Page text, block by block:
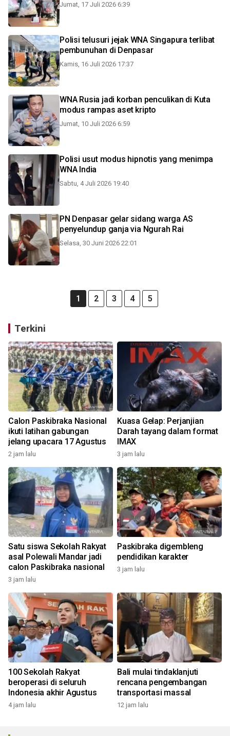
Jumat, 17 Juli 2026 6:39
Polisi telusuri jejak WNA Singapura terlibat
pembunuhan di Denpasar
Kamis, 16 Juli 2026 17:37
WNA Rusia jadi korban penculikan di Kuta
modus rampas aset kripto
Jumat, 10 Juli 2026 6:59
Polisi usut modus hipnotis yang menimpa
WNA India
Sabtu, 4 Juli 2026 19:40
PN Denpasar gelar sidang warga AS
penyelundup ganja via Ngurah Rai
Selasa, 30 Juni 2026 22:01
1 2 3 4 5
Terkini
Calon Paskibraka Nasional
ikuti latihan gabungan
jelang upacara 17 Agustus
2 jam lalu
Kuasa Gelap: Perjanjian
Darah tayang dalam format
IMAX
3 jam lalu
Satu siswa Sekolah Rakyat
asal Polewali Mandar jadi
calon Paskibraka nasional
3 jam lalu
Paskibraka digembleng
pendidikan karakter
3 jam lalu
100 Sekolah Rakyat
beroperasi di seluruh
Indonesia akhir Agustus
4 jam lalu
Bali mulai tindaklanjuti
rencana pengembangan
transportasi massal
12 jam lalu